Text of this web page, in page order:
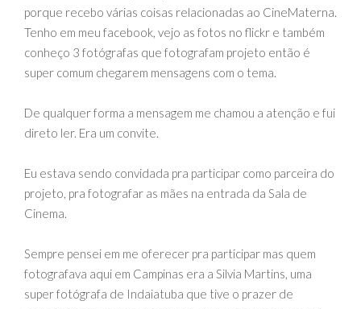
porque recebo várias coisas relacionadas ao CineMaterna.
Tenho em meu facebook, vejo as fotos no flickr e também
conheço 3 fotógrafas que fotografam projeto então é
super comum chegarem mensagens com o tema.
De qualquer forma a mensagem me chamou a atenção e fui
direto ler. Era um convite.
Eu estava sendo convidada pra participar como parceira do
projeto, pra fotografar as mães na entrada da Sala de
Cinema.
Sempre pensei em me oferecer pra participar mas quem
fotografava aqui em Campinas era a Silvia Martins, uma
super fotógrafa de Indaiatuba que tive o prazer de